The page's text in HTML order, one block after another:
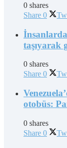
0 shares
Share 0
taşıyarak
0 shares
Share 0
otobüs:
0 shares
Share 0